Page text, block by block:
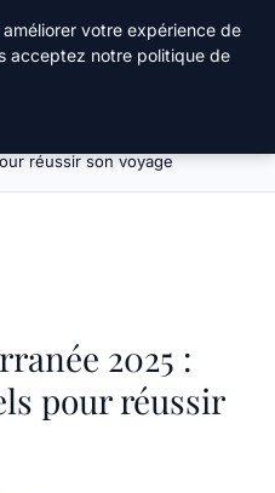
2025 : conseils
réussir son voyage
2025 :
pour réussir
votre expérience de
acceptez notre politique de